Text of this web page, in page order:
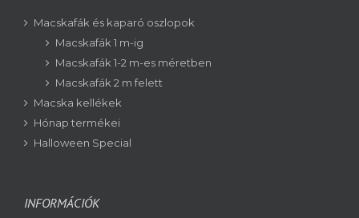
Macskafák és kaparó oszlopok
Macskafák 1 m-ig
Macskafák 1-2 m-es méretben
Macskafák 2 m felett
Macska kellékek
Hónap termékei
Halloween Special
INFORMÁCIÓK